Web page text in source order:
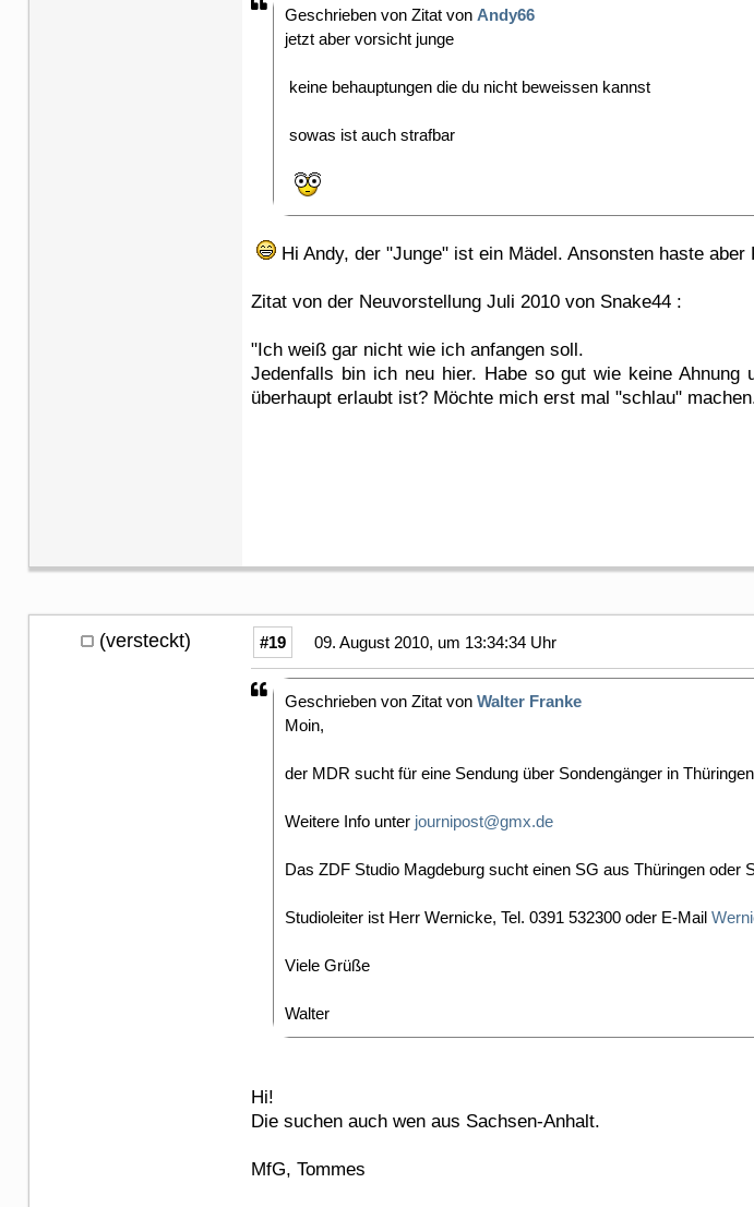
Geschrieben von Zitat von Andy66
jetzt aber vorsicht junge
keine behauptungen die du nicht beweissen kannst
sowas ist auch strafbar
Hi Andy, der "Junge" ist ein Mädel. Ansonsten haste
Zitat von der Neuvorstellung Juli 2010 von Snake44 :
"Ich weiß gar nicht wie ich anfangen soll.
Jedenfalls bin ich neu hier. Habe so gut wie keine
überhaupt erlaubt ist? Möchte mich erst mal "schlau"
(versteckt) #19 09. August 2010, um 13:34:34 Uhr
Geschrieben von Zitat von Walter Franke
Moin,
der MDR sucht für eine Sendung über Sondengänger in
Weitere Info unter journipost@gmx.de
Das ZDF Studio Magdeburg sucht einen SG aus Thüringen oder
Studioleiter ist Herr Wernicke, Tel. 0391 532300 oder E-Mail
Viele Grüße
Walter
Hi!
Die suchen auch wen aus Sachsen-Anhalt.
MfG, Tommes